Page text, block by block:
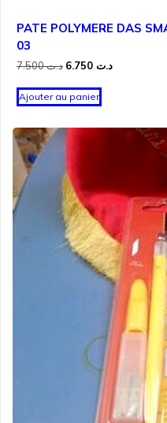
PATE POLYMERE DAS
03
د.ت7.500
Le
initial
était :
د.تLe
Ajouter au panier